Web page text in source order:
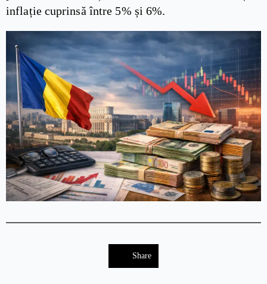
inflație cuprinsă între 5% și 6%.
Share